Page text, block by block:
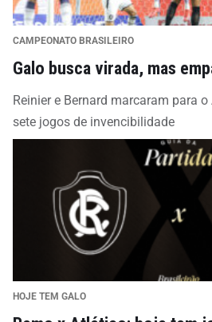
CAMPEONATO BRASILEIRO
Galo busca virada, mas
Reinier e Bernard marcaram para
sete jogos de invencibilidade
HOJE TEM GALO